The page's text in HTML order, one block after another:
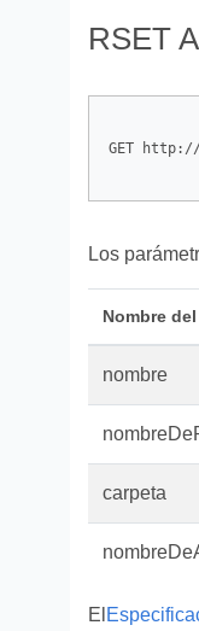
RSET
GET
Los
Nombre
nombre
carpeta
El